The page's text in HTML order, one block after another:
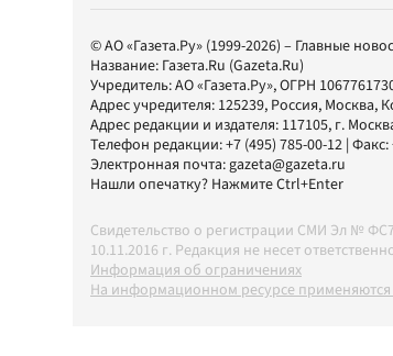
© АО «Газета.Ру» (1999-2026) – Главные
Название: Газета.Ru (Gazeta.Ru)
Учредитель:АО «Газета.Ру», ОГРН
Адрес учредителя: 125239, Россия, Москва,
Адрес редакции и издателя: 117105, г.
Телефон редакции:+7 (495) 785-00-12 | Факс:
Электронная почта:gazeta@gazeta.ru
Нашли опечатку? Нажмите Ctrl+Enter
Свидетельство о регистрации СМИ Эл №
10.11.2016 г. Редакция не несет
Информация об ограничениях
На информационном ресурсе применяются